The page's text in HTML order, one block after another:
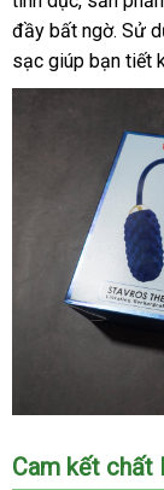
Mua
Ngay
đầy bất ngờ. Sử
sạc giúp bạn tiết
Trứng
Rung
Cam kết chất